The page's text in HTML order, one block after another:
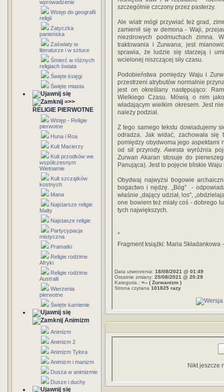
wprowadzenie
Wstęp do geografii
religii
Zatyczka
panieńska
Zaświaty w
literaturze i w sztuce
Śmierć w różnych
religiach świata
Święte księgi
Święte miasta
=>>
RELIGIE PIERWOTNE
Wstęp - Religie
pierwotne
Huna i Roa
Kult Macierzy
Kult przodków we
współczesnym
Wietnamie
Kult szczątków
kostnych
Mana
Najstarsze religie
Malty
Najstasze religie
Partycypacja
mistyczna
Pramatki
Religie rodzime
Afryki
Religie rodzime
Australii
Wierzenia
pierwotne
Święte kamienie
Animizm
Animizm
Animizm 2
Animizm Tylora
Animizm i manizm
Dusza w animizmie
Dusze i duchy
szczególnie czczony przez pasterzy.
Ale wiatr mógł przywiać też grad,
zamienił się w demona - Waji,
niezdrowych podmuchach zimna.
traktowania i Zurwana; jest
sprawia, że ludzie się starzeją i
wcielonej niszczącej siły czasu.
Podobieństwa pomiędzy Waju i
przestrzeni atrybutów normalnie
jest on określany następująco:
Wielkiego Czasu. Mówią o nim
władającym wielkim okresem. Jest
należy podział.
Z tego samego tekstu dowiadujemy
odradza. Jak widać, zachowała
pomiędzy obydwoma jego aspektami
od sił przyrody.Awesta wyróżnia
Zurwan Akaran stosuje do
Panująca). Jest to pojęcie bliskie Waju
Obydwaj najwyżsi bogowie
bogactwo i nędzę. „Bóg" -
właśnie „dający udział, los",
one bowiem też miały coś - dobrego
tych największych.
*
Fragment książki: Maria Składankowa
Data utworzenia: 18/08/2021 @ 01:49
Ostatnie zmiany: 25/08/2021 @ 20:29
Kategoria : =-- ( Zurwanizm )
Strona czytana 101825 razy
Nikt jeszcze